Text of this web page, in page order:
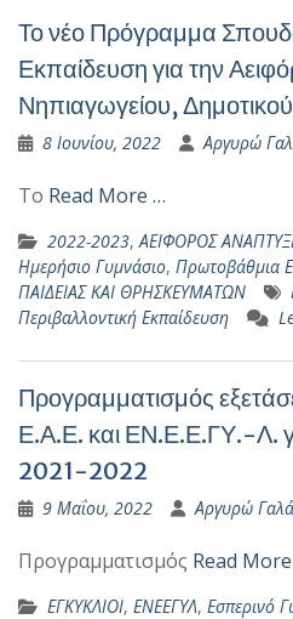
Το νέο Πρόγραμμα
Εκπαίδευση για την
Νηπιαγωγείου,
8 Ιουνίου, 2022 Αργυρώ
Το Read More …
2022-2023,ΑΕΙΦΟΡΟΣ
Ημερήσιο Γυμνάσιο, Πρωτοβάθμια
ΠΑΙΔΕΙΑΣ ΚΑΙ ΘΡΗΣΚΕΥΜΑΤΩΝ
Περιβαλλοντική Εκπαίδευση
Προγραμματισμός
Ε.Α.Ε. και ΕΝ.Ε.Ε.ΓΥ.-Λ.
2021-2022
9 Μαΐου, 2022 Αργυρώ
Προγραμματισμός Read
ΕΓΚΥΚΛΙΟΙ, ΕΝΕΕΓΥΛ, Εσπερινό